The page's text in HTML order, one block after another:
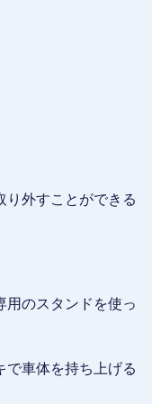
り外すことができる
用のスタンドを使っ
で車体を持ち上げる